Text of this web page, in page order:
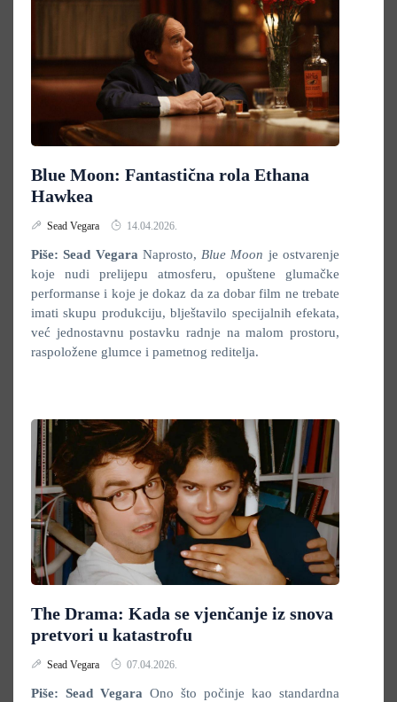
Blue Moon: Fantastična rola Ethana
Hawkea
Sead Vegara 14.04.2026.
Piše: Sead Vegara Naprosto, Blue Moon je ostvarenje
koje nudi prelijepu atmosferu, opuštene glumačke
performanse i koje je dokaz da za dobar film ne trebate
imati skupu produkciju, blještavilo specijalnih efekata,
već jednostavnu postavku radnje na malom prostoru,
raspoložene glumce i pametnog reditelja.
The Drama: Kada se vjenčanje iz snova
pretvori u katastrofu
Sead Vegara 07.04.2026.
Piše: Sead Vegara Ono što počinje kao standardna